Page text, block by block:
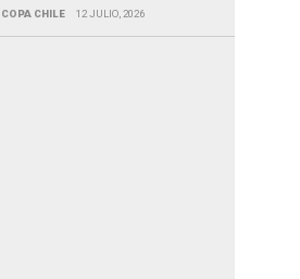
COPA CHILE 12 JULIO, 2026